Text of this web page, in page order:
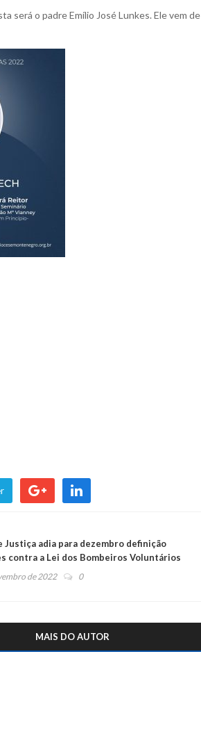
será o padre Emílio José Lunkes. Ele vem de
Justiça adia para dezembro definição
contra a Lei dos Bombeiros Voluntários
de 2022 0
MAIS DO AUTOR